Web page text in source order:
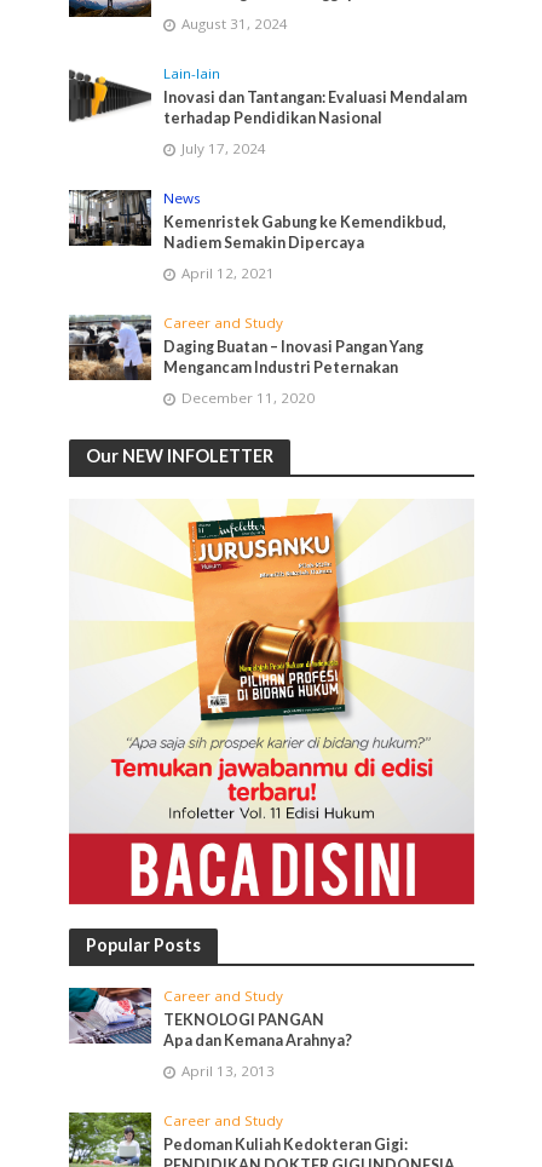
August 31, 2024
Lain-lain
Inovasi dan Tantangan: Evaluasi Mendalam
terhadap Pendidikan Nasional
July 17, 2024
News
Kemenristek Gabung ke Kemendikbud,
Nadiem Semakin Dipercaya
April 12, 2021
Career and Study
Daging Buatan – Inovasi Pangan Yang
Mengancam Industri Peternakan
December 11, 2020
Our NEW INFOLETTER
Popular Posts
Career and Study
TEKNOLOGI PANGAN
Apa dan Kemana Arahnya?
April 13, 2013
Career and Study
Pedoman Kuliah Kedokteran Gigi: